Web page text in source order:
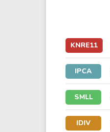
KNRE11
IPCA
SMLL
IDIV